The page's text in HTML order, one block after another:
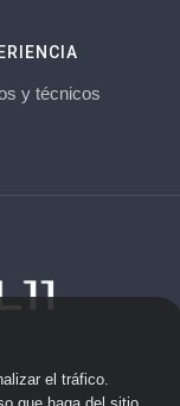
y técnicos
el tráfico.